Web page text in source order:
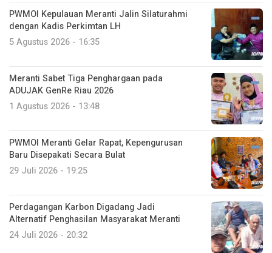
PWMOI Kepulauan Meranti Jalin Silaturahmi
dengan Kadis Perkimtan LH
5 Agustus 2026 - 16:35
Meranti Sabet Tiga Penghargaan pada
ADUJAK GenRe Riau 2026
1 Agustus 2026 - 13:48
PWMOI Meranti Gelar Rapat, Kepengurusan
Baru Disepakati Secara Bulat
29 Juli 2026 - 19:25
Perdagangan Karbon Digadang Jadi
Alternatif Penghasilan Masyarakat Meranti
24 Juli 2026 - 20:32